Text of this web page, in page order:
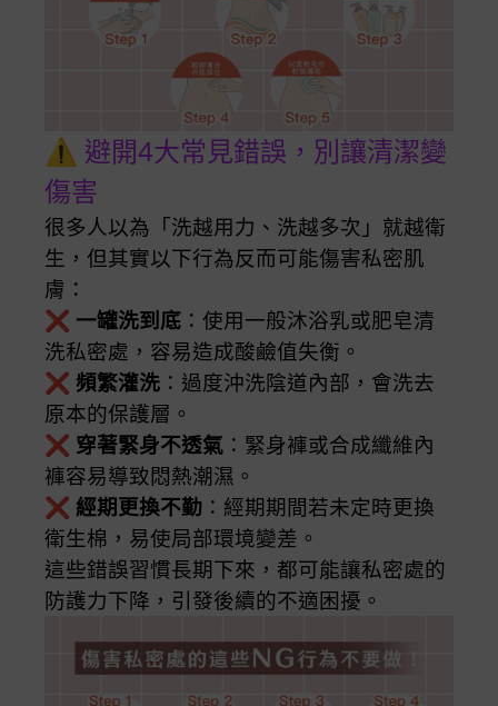
⚠️ 避開4大常見錯誤，別讓清潔變
傷害
很多人以為「洗越用力、洗越多次」就越衛
生，但其實以下行為反而可能傷害私密肌
膚：
❌ 一罐洗到底 ：使用一般沐浴乳或肥皂清
洗私密處，容易造成酸鹼值失衡。
❌ 頻繁灌洗 ：過度沖洗陰道內部，會洗去
原本的保護層。
❌ 穿著緊身不透氣 ：緊身褲或合成纖維內
褲容易導致悶熱潮濕。
❌ 經期更換不勤 ：經期期間若未定時更換
衛生棉，易使局部環境變差。
這些錯誤習慣長期下來，都可能讓私密處的
防護力下降，引發後續的不適困擾。